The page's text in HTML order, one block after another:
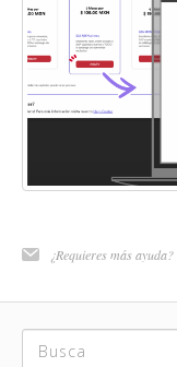
¿Requieres más ayuda?